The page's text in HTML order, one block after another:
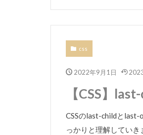
css
2022年9月1日
【CSS】
CSSのlast-childとlast-
っかりと理解してい